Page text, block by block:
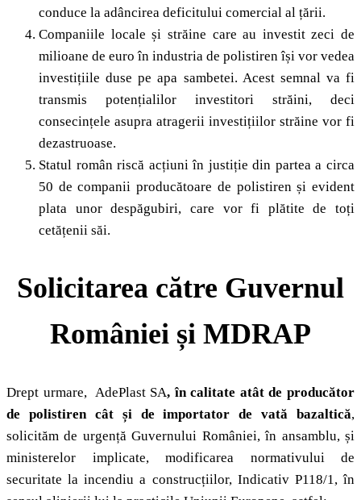
conduce la adâncirea deficitului comercial al țării.
Companiile locale și străine care au investit zeci de
milioane de euro în industria de polistiren își vor vedea
investițiile duse pe apa sambetei. Acest semnal va fi
transmis potențialilor investitori străini, deci
consecințele asupra atragerii investițiilor străine vor fi
dezastruoase.
Statul român riscă acțiuni în justiție din partea a circa
50 de companii producătoare de polistiren și evident
plata unor despăgubiri, care vor fi plătite de toți
cetățenii săi.
Solicitarea către Guvernul
României și MDRAP
Drept urmare, AdePlast SA, în calitate atât de producător
de polistiren cât și de importator de vată bazaltică,
solicităm de urgență Guvernului României, în ansamblu, și
ministerelor implicate, modificarea normativului de
securitate la incendiu a construcțiilor, Indicativ P118/1, în